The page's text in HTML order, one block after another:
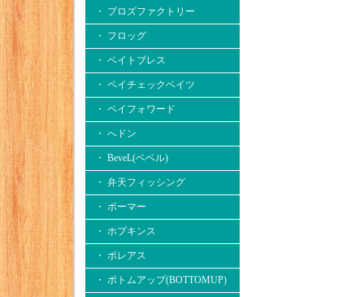
・ プロズファクトリー
・ フロッグ
・ ベイトブレス
・ ペイチェックベイツ
・ ペイフォワード
・ へドン
・ BeveL(ベベル)
・ 弁天フィッシング
・ ボーマー
・ ホプキンス
・ ボレアス
・ ボトムアップ(BOTTOMUP)